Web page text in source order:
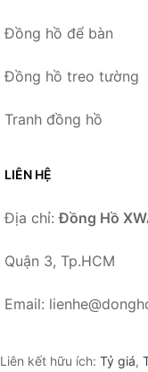
Đồng hồ để bàn
Đồng hồ treo tường
Tranh đồng hồ
LIÊN HỆ
Địa chỉ:Đồng Hồ
Quận 3, Tp.HCM
Email:
Liên kết hữu ích: Tỷ giá,